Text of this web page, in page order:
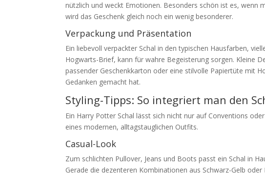
nützlich und weckt Emotionen. Besonders schön ist es,
wird das Geschenk gleich noch ein wenig besonderer.
Verpackung und Präsentation
Ein liebevoll verpackter Schal in den typischen Hausfarben,
Hogwarts-Brief, kann für wahre Begeisterung sorgen. Kleine
passender Geschenkkarton oder eine stilvolle Papiertüte mit
Gedanken gemacht hat.
Styling-Tipps: So integriert man den
Ein Harry Potter Schal lässt sich nicht nur auf Conventions
eines modernen, alltagstauglichen Outfits.
Casual-Look
Zum schlichten Pullover, Jeans und Boots passt ein Schal in
Gerade die dezenteren Kombinationen aus Schwarz-Gelb